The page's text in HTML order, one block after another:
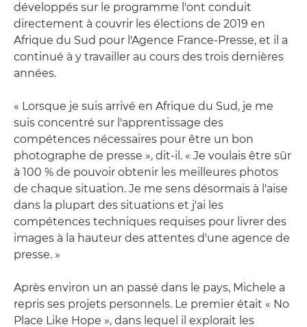
développés sur le programme l'ont conduit
directement à couvrir les élections de 2019 en
Afrique du Sud pour l'Agence France-Presse, et il a
continué à y travailler au cours des trois dernières
années.
« Lorsque je suis arrivé en Afrique du Sud, je me
suis concentré sur l'apprentissage des
compétences nécessaires pour être un bon
photographe de presse », dit-il. « Je voulais être sûr
à 100 % de pouvoir obtenir les meilleures photos
de chaque situation. Je me sens désormais à l'aise
dans la plupart des situations et j'ai les
compétences techniques requises pour livrer des
images à la hauteur des attentes d'une agence de
presse. »
Après environ un an passé dans le pays, Michele a
repris ses projets personnels. Le premier était « No
Place Like Hope », dans lequel il explorait les